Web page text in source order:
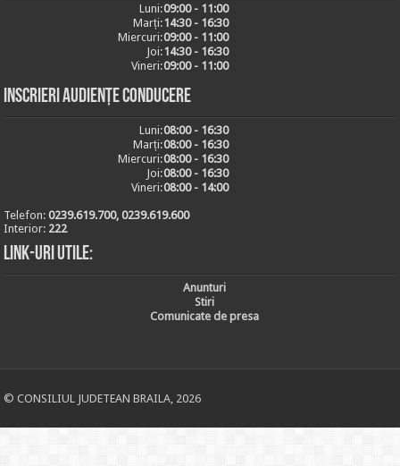
Luni:09:00 - 11:00
Marți:14:30 - 16:30
Miercuri:09:00 - 11:00
Joi:14:30 - 16:30
Vineri:09:00 - 11:00
Inscrieri audiențe conducere
Luni:08:00 - 16:30
Marți:08:00 - 16:30
Miercuri:08:00 - 16:30
Joi:08:00 - 16:30
Vineri:08:00 - 14:00
Telefon:0239.619.700, 0239.619.600
Interior: 222
Link-uri utile:
Anunturi
Stiri
Comunicate de presa
© CONSILIUL JUDETEAN BRAILA, 2026